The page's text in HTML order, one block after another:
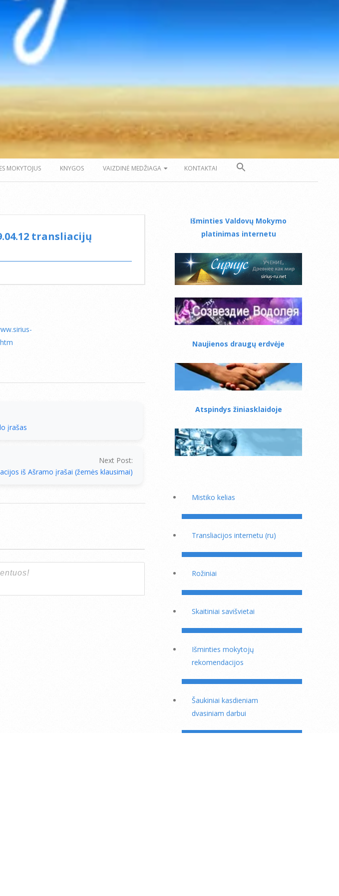
MOKYTOJUS KNYGOS VAIZDINĖ MEDŽIAGA KONTAKTAI
transliacijų
įrašas
Next Post:
iš Ašramo įrašai (žemės klausimai)
Išminties Valdovų Mokymo
platinimas internetu
Naujienos draugų erdvėje
Atspindys žiniasklaidoje
Mistiko kelias
Transliacijos internetu (ru)
Rožiniai
Skaitiniai savišvietai
Išminties mokytojų
rekomendacijos
Šaukiniai kasdieniam
dvasiniam darbui